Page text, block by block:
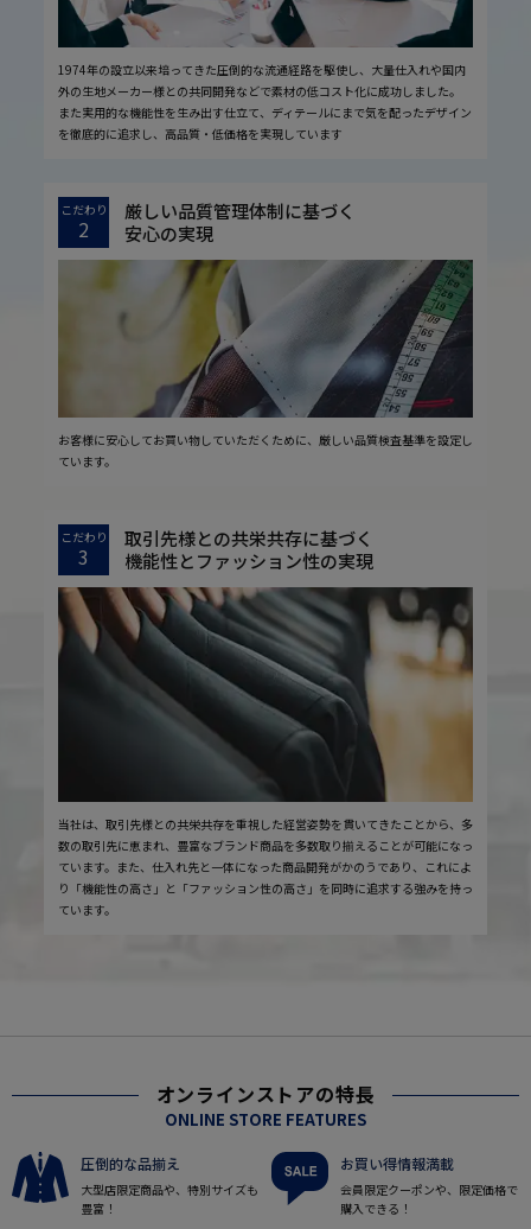
1974年の設立以来培ってきた圧倒的な流通経路を駆使し、大量仕入れや国内
外の生地メーカー様との共同開発などで素材の低コスト化に成功しました。
また実用的な機能性を生み出す仕立て、ディテールにまで気を配ったデザイン
を徹底的に追求し、高品質・低価格を実現しています
こだわり
2
厳しい品質管理体制に基づく
安心の実現
お客様に安心してお買い物していただくために、厳しい品質検査基準を設定し
ています。
こだわり
3
取引先様との共栄共存に基づく
機能性とファッション性の実現
当社は、取引先様との共栄共存を重視した経営姿勢を貫いてきたことから、多
数の取引先に恵まれ、豊富なブランド商品を多数取り揃えることが可能になっ
ています。また、仕入れ先と一体になった商品開発がかのうであり、これによ
り「機能性の高さ」と「ファッション性の高さ」を同時に追求する強みを持っ
ています。
オンラインストアの特長
ONLINE STORE FEATURES
圧倒的な品揃え
大型店限定商品や、特別サイズも
豊富！
お買い得情報満載
会員限定クーポンや、限定価格で
購入できる！